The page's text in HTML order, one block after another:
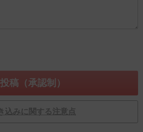
込みに関する注意点